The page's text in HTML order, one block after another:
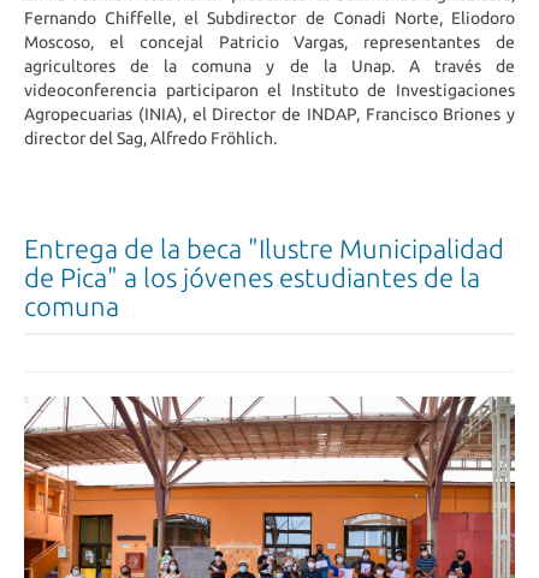
Fernando Chiffelle, el Subdirector de Conadi Norte, Eliodoro
Moscoso, el concejal Patricio Vargas, representantes de
agricultores de la comuna y de la Unap. A través de
videoconferencia participaron el Instituto de Investigaciones
Agropecuarias (INIA), el Director de INDAP, Francisco Briones y
director del Sag, Alfredo Fröhlich.
Entrega de la beca "Ilustre Municipalidad
de Pica" a los jóvenes estudiantes de la
comuna